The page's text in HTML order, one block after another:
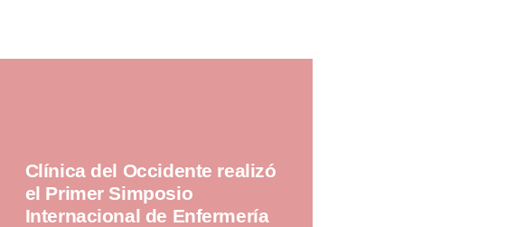
Clínica del Occidente realizó
el Primer Simposio
Internacional de Enfermería